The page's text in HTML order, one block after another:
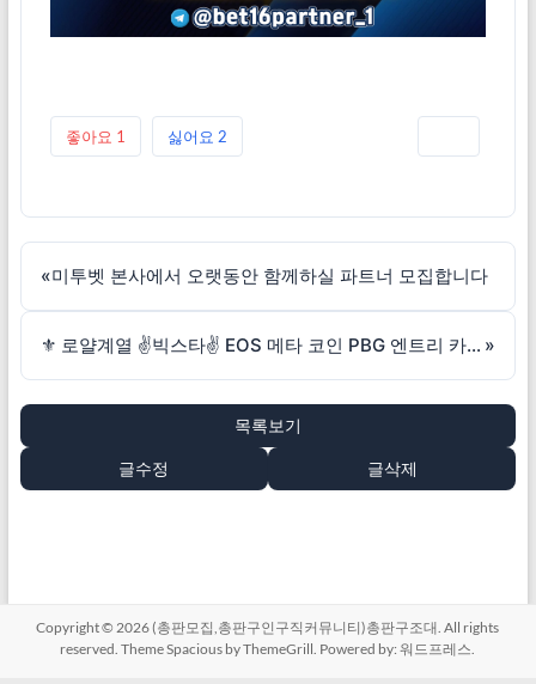
좋아요 1 싫어요 2
«미투벳 본사에서 오랫동안 함께하실 파트너 모집합니다
⚜️ 로얄계열 ✌️빅스타✌️ EOS 메타 코인 PBG 엔트리 카지노 ⚜️ 동행오픈 ⚜️ »
목록보기
글수정 글삭제
Copyright © 2026(총판모집,총판구인구직커뮤니티)총판구조대. All rights
reserved. ThemeSpacious by ThemeGrill. Powered by:워드프레스.